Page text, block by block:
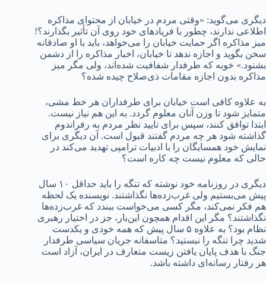
دیگری می‌گوید: «وقتی مردم در خیابان از محتوای مذاکره
اطلاعی ندارند، چطور با فریادهای خود روی آن تأثیر بگذارند؟!
میز مذاکره اگر حمایت خیابان را می‌خواهد، باید با او صادقانه
سخن بگوید و اجازه ندهد تا خیابان، اخبار مذاکره را از دشمن
بشنود.» خوبه که طرفدار شفافیت شده‌اند، ولی مگر میز
مذاکره بدون اجازه مقامات ذی‌صلاح چیده شده؟
به علاوه کافی است خیابان برای طرفداران هر خط مشی،
متمایز شود تا وزن آنان معلوم‌ گردد. به این هم نیاز نیست.
ابتدا توافق کنند، سپس برای تایید نظر مردم به رفراندوم
گذاشته شود هر چه مردم گفتند قبول است. آن دیگری برای
نمایش خود همسایگان را با ادبیات ترامپی تهدید می‌کند در
حالی که معلوم نیست چه کاره است؟
دیگری در روزنامه خود نوشته که تنگه را باید حداقل ۱۰ سال
پیش می‌بستیم ولی غرب‌زده‌ها نگذاشتند. نویسنده یک لحظه
هم فکر نمی‌کند، مگر کسی می‌خواست ببندد که غرب‌زده‌ها
نگذاشتند؟ مگر این اقدام همچون این‌بار، جز در اختیار رهبری
نظام بود؟ به علاوه ۵ سال پیش که همه خودی و یکدست
شدید چرا تنگه را نبستید؟ متاسفانه جریان سیاسی طرفدار
جنگ با هدف پایان یافتن زیست متعارف در ایران، آزاد است
هر رفتار رسانه‌ای داشته باشد.